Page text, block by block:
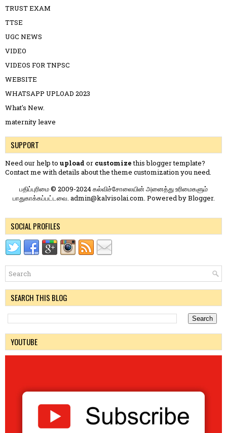
TRUST EXAM
TTSE
UGC NEWS
VIDEO
VIDEOS FOR TNPSC
WEBSITE
WHATSAPP UPLOAD 2023
What's New.
maternity leave
SUPPORT
Need our help to upload or customizethis blogger template?
Contact me with details about the theme customization you need.
பதிப்புரிமை © 2009-2024 கல்விச்சோலையின் அனைத்து உரிமைகளும்
பாதுகாக்கப்பட்டவை. admin@kalvisolai.com. Powered byBlogger.
SOCIAL PROFILES
SEARCH THIS BLOG
YOUTUBE